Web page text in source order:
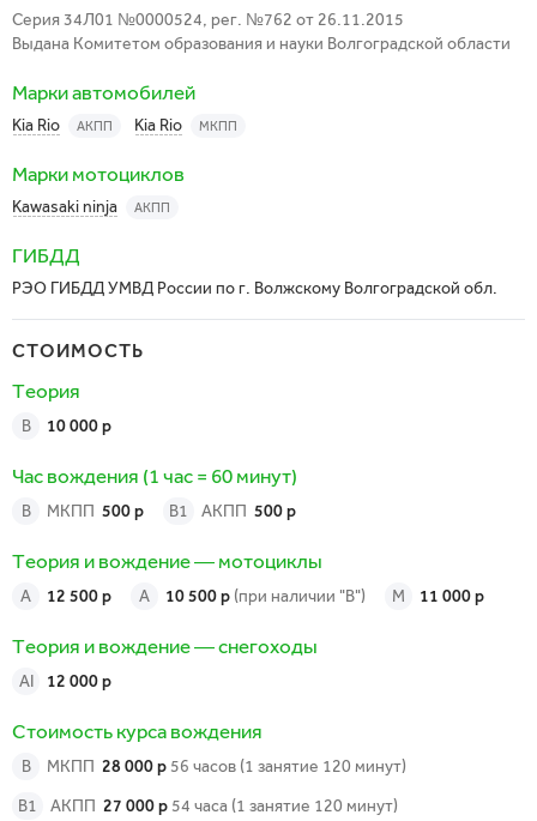
Серия 34Л01 №0000524, рег. №762 от 26.11.2015
Выдана Комитетом образования и науки Волгоградской области
Марки автомобилей
Kia Rio АКПП Kia Rio МКПП
Марки мотоциклов
Kawasaki ninja АКПП
ГИБДД
РЭО ГИБДД УМВД России по г. Волжскому Волгоградской обл.
СТОИМОСТЬ
Теория
B 10 000 р
Час вождения (1 час = 60 минут)
В МКПП 500 р В1 АКПП 500 р
Теория и вождение — мотоциклы
A 12 500 р A 10 500 р (при наличии "В") M 11 000 р
Теория и вождение — снегоходы
AI 12 000 р
Стоимость курса вождения
В МКПП 28 000 р 56 часов (1 занятие 120 минут)
В1
АКПП 27 000 р 54 часа (1 занятие 120 минут)